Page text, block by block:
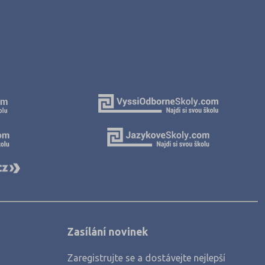
Zasílání novinek
Zaregistrujte se a dostávejte nejlepší